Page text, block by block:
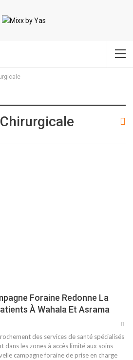
Foraine Redonne La
À Wahala Et Asrama
des services de santé spécialisés
dans les zones à accès limité aux soins
campagne foraine de prise en charge